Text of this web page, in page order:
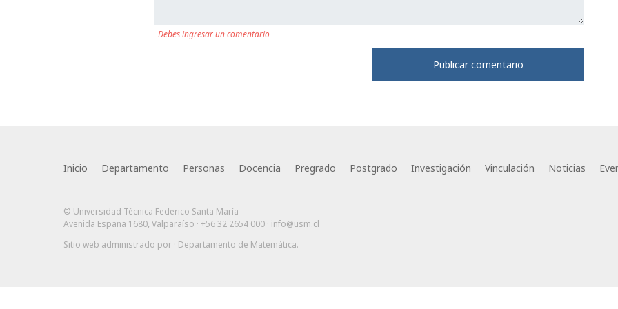
Debes ingresar un comentario
Inicio Departamento Personas Docencia Pregrado Postgrado Investigación Vinculación Noticias
© Universidad Técnica Federico Santa María
Avenida España 1680, Valparaíso · +56 32 2654 000 · info@usm.cl
Sitio web administrado por · Departamento de Matemática.